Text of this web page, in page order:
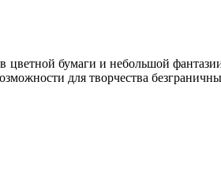
бумаги и небольшой
для творчества